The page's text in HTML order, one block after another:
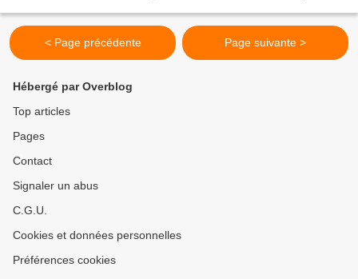
< Page précédente Page suivante >
Hébergé par Overblog
Top articles
Pages
Contact
Signaler un abus
C.G.U.
Cookies et données personnelles
Préférences cookies